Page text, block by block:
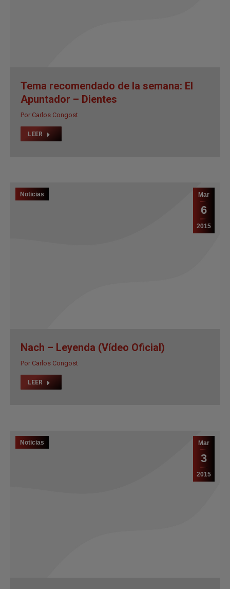
Tema recomendado de la semana: El
Apuntador – Dientes
Por Carlos Congost
LEER
Mar
6
2015
Noticias
Nach – Leyenda (Vídeo Oficial)
Por Carlos Congost
LEER
Mar
3
2015
Noticias